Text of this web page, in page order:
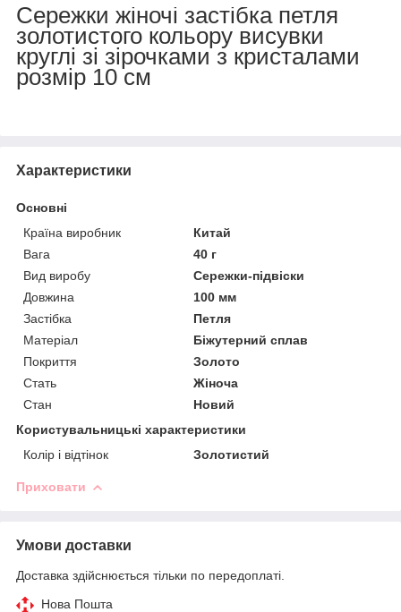
Сережки жіночі застібка петля
золотистого кольору висувки
круглі зі зірочками з кристалами
розмір 10 см
Характеристики
Основні
Країна виробник
Китай
Вага
40 г
Вид виробу
Сережки-підвіски
Довжина
100 мм
Застібка
Петля
Матеріал
Біжутерний сплав
Покриття
Золото
Стать
Жіноча
Стан
Новий
Користувальницькі характеристики
Колір і відтінок
Золотистий
Приховати
Умови доставки
Доставка здійснюється тільки по передоплаті.
Нова Пошта